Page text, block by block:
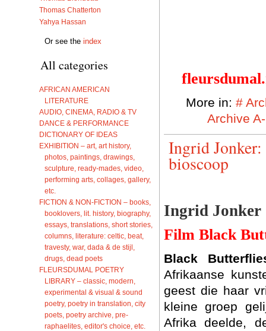
Thomas Chatterton
Yahya Hassan
Or see the index
All categories
AFRICAN AMERICAN
LITERATURE
AUDIO, CINEMA, RADIO & TV
DANCE & PERFORMANCE
DICTIONARY OF IDEAS
EXHIBITION – art, art history,
photos, paintings, drawings,
sculpture, ready-mades, video,
performing arts, collages, gallery,
etc.
FICTION & NON-FICTION – books,
booklovers, lit. history, biography,
essays, translations, short stories,
columns, literature: celtic, beat,
travesty, war, dada & de stijl,
drugs, dead poets
FLEURSDUMAL POETRY
LIBRARY – classic, modern,
experimental & visual & sound
poetry, poetry in translation, city
poets, poetry archive, pre-
raphaelites, editor's choice, etc.
More in: #
Archive
Ingrid
bioscoop
Ingrid Jonker
Film Black
Black
Afrikaanse
geest die haar
kleine groep
Afrika deelde,